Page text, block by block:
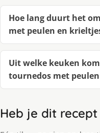
Hoe lang duurt het
met peulen en
Uit welke keuken
tournedos met
Heb je dit